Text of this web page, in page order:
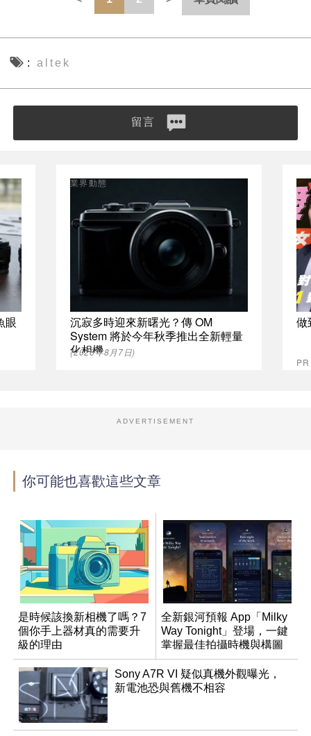
altek
留言
眼
沉寂多時迎來新曙光？傳 OM
System 將於今年秋季推出全新輕量
化相機
業界動態
(2026年8月7日)
做
ADVERTISEMENT
你可能也喜歡這些文章
是時候該換新相機了嗎？7
個你手上器材真的需要升
級的理由
全新銀河預報 App「Milky
Way Tonight」登場，一鍵
掌握最佳拍攝時機與構圖
Sony A7R VI 疑似真機外觀曝光，
新電池恐與舊機不相容